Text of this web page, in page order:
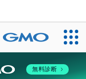
無料診断